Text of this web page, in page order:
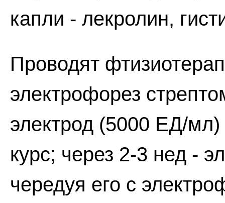
капли - лекролин,
Проводят
электрофорез
электрод (5000 ЕД/
курс; через 2-3 нед -
чередуя его с